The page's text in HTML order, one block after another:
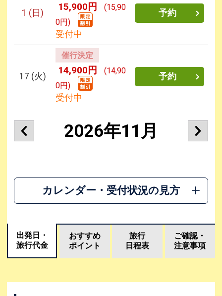
1 (日)
15,900円
(15,90
0円)
受付中
予約
17 (火)
催行決定
14,900円
(14,90
0円)
受付中
予約
2026年11月
カレンダー・受付状況の見方
出発日・
旅行代金
おすすめ
ポイント
旅行
日程表
ご確認・
注意事項